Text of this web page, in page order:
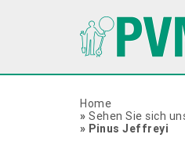
Home
» Sehen Sie sich
» Pinus Jeffreyi